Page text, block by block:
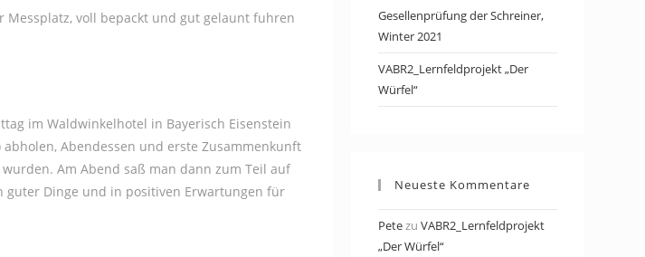
Messplatz, voll bepackt und gut gelaunt fuhren
im Waldwinkelhotel in Bayerisch Eisenstein
abholen, Abendessen und erste Zusammenkunft
Am Abend saß man dann zum Teil auf
guter Dinge und in positiven Erwartungen für
Gesellenprüfung der Schreiner,
Winter 2021
VABR2_Lernfeldprojekt „Der
Würfel“
Neueste Kommentare
Petezu VABR2_Lernfeldprojekt
„Der Würfel“